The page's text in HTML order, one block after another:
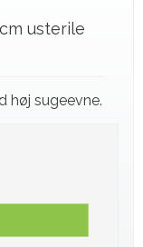
usterile
høj sugeevne.